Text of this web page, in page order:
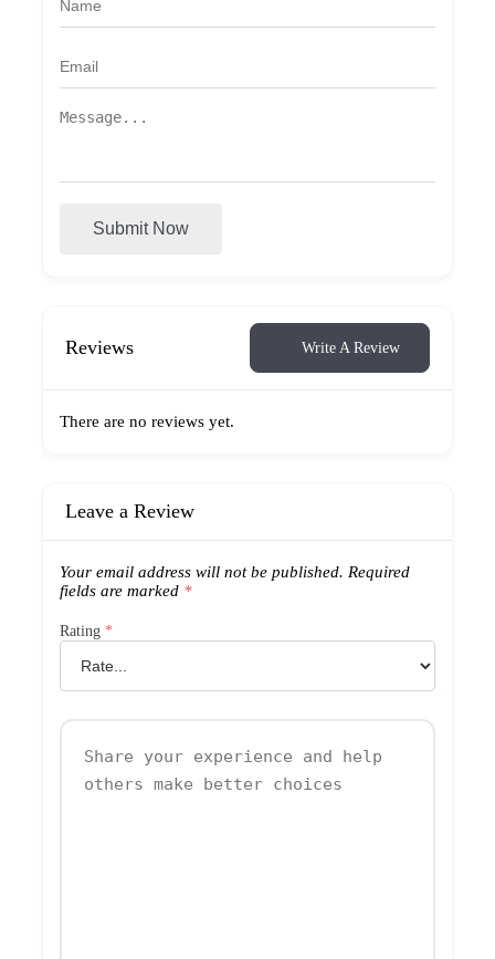
Submit Now
Reviews Write A Review
There are no reviews yet.
Leave a Review
Your email address will not be published. Required
fields are marked *
Rating *